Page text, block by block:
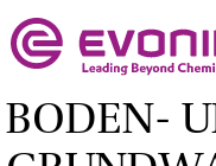
BODEN-